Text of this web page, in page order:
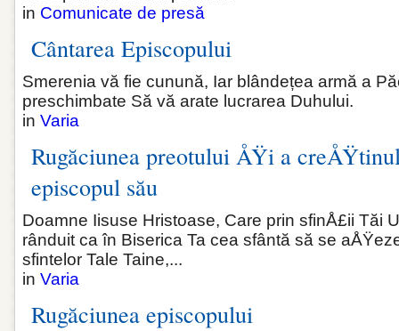
in Comunicate de presă
Cântarea Episcopului
Smerenia vă fie cunună, Iar blândețea armă a
preschimbate Să vă arate lucrarea Duhului.
in Varia
Rugăciunea preotului ÅŸi a
episcopul său
Doamne Iisuse Hristoase, Care prin sfinÅ£ii Tăi
rânduit ca în Biserica Ta cea sfântă să se
sfintelor Tale Taine,...
in Varia
Rugăciunea episcopului